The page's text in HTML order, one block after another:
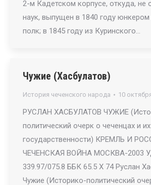
2-м Кадетском корпусе, откуда, не
наук, выпущен в 1840 году юнкером
полк; в 1845 году из Куринского…
Чужие (Хасбулатов)
История чеченского народа 10
РУСЛАН ХАСБУЛАТОВ ЧУЖИЕ
политический очерк о чеченцах и их
государственности) КРЕМЛЬ И
ЧЕЧЕНСКАЯ ВОЙНА МОСКВА-2003
339.97/075.8 ББК 65.5 X 74 Руслан
Чужие (Историко-политический